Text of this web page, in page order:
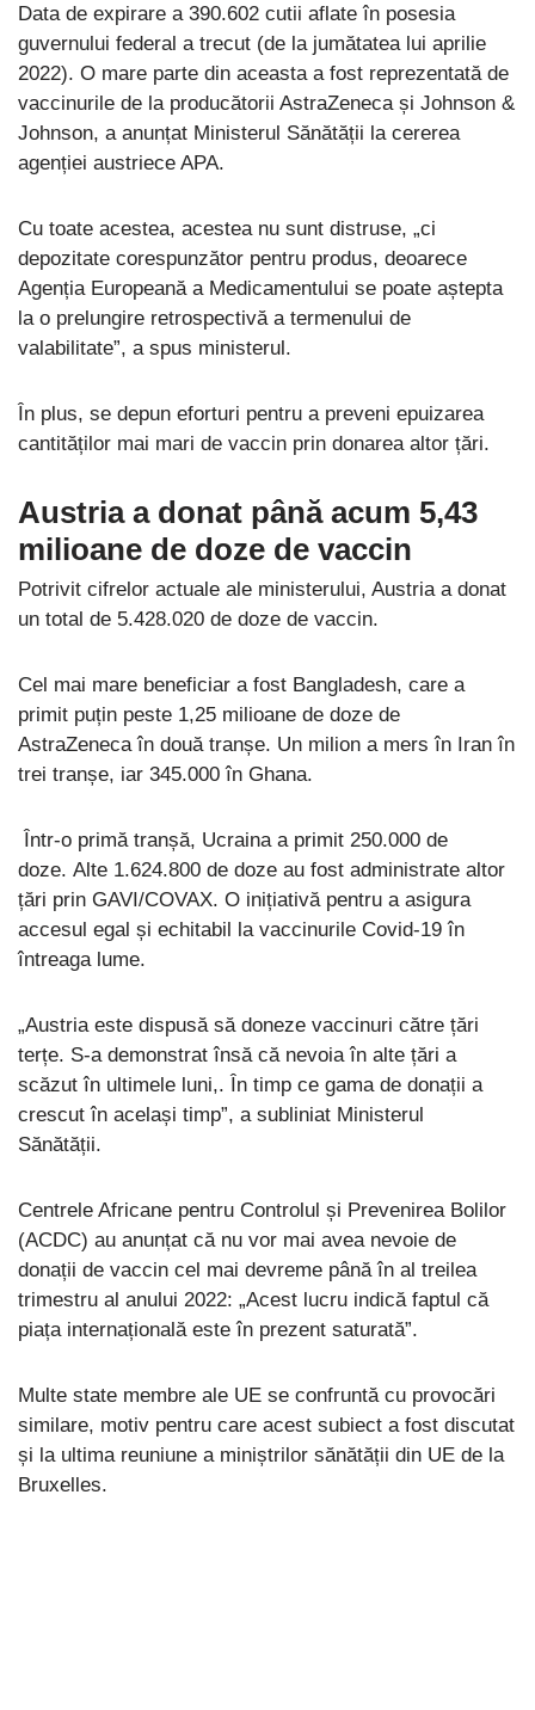
Data de expirare a 390.602 cutii aflate în posesia
guvernului federal a trecut (de la jumătatea lui aprilie
2022). O mare parte din aceasta a fost reprezentată de
vaccinurile de la producătorii AstraZeneca și Johnson &
Johnson, a anunțat Ministerul Sănătății la cererea
agenției austriece APA.
Cu toate acestea, acestea nu sunt distruse, „ci
depozitate corespunzător pentru produs, deoarece
Agenția Europeană a Medicamentului se poate aștepta
la o prelungire retrospectivă a termenului de
valabilitate”, a spus ministerul.
În plus, se depun eforturi pentru a preveni epuizarea
cantităților mai mari de vaccin prin donarea altor țări.
Austria a donat până acum 5,43
milioane de doze de vaccin
Potrivit cifrelor actuale ale ministerului, Austria a donat
un total de 5.428.020 de doze de vaccin.
Cel mai mare beneficiar a fost Bangladesh, care a
primit puțin peste 1,25 milioane de doze de
AstraZeneca în două tranșe. Un milion a mers în Iran în
trei tranșe, iar 345.000 în Ghana.
Într-o primă tranșă, Ucraina a primit 250.000 de
doze. Alte 1.624.800 de doze au fost administrate altor
țări prin GAVI/COVAX. O inițiativă pentru a asigura
accesul egal și echitabil la vaccinurile Covid-19 în
întreaga lume.
„Austria este dispusă să doneze vaccinuri către țări
terțe. S-a demonstrat însă că nevoia în alte țări a
scăzut în ultimele luni,. În timp ce gama de donații a
crescut în același timp”, a subliniat Ministerul
Sănătății.
Centrele Africane pentru Controlul și Prevenirea Bolilor
(ACDC) au anunțat că nu vor mai avea nevoie de
donații de vaccin cel mai devreme până în al treilea
trimestru al anului 2022: „Acest lucru indică faptul că
piața internațională este în prezent saturată”.
Multe state membre ale UE se confruntă cu provocări
similare, motiv pentru care acest subiect a fost discutat
și la ultima reuniune a miniștrilor sănătății din UE de la
Bruxelles.